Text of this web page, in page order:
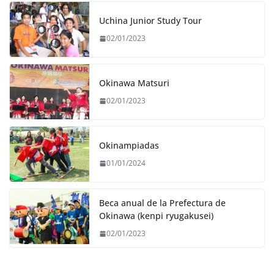
Uchina Junior Study Tour
02/01/2023
Okinawa Matsuri
02/01/2023
Okinampiadas
01/01/2024
Beca anual de la Prefectura de
Okinawa (kenpi ryugakusei)
02/01/2023